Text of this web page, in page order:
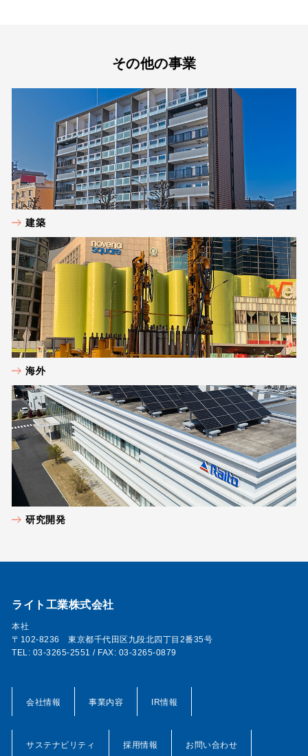
その他の事業
建築
海外
研究開発
ライト工業株式会社
本社
〒102-8236 東京都千代田区九段北四丁目2番35号
TEL: 03-3265-2551 / FAX: 03-3265-0879
会社情報 事業内容 IR情報
サステナビリティ 採用情報 お問い合わせ